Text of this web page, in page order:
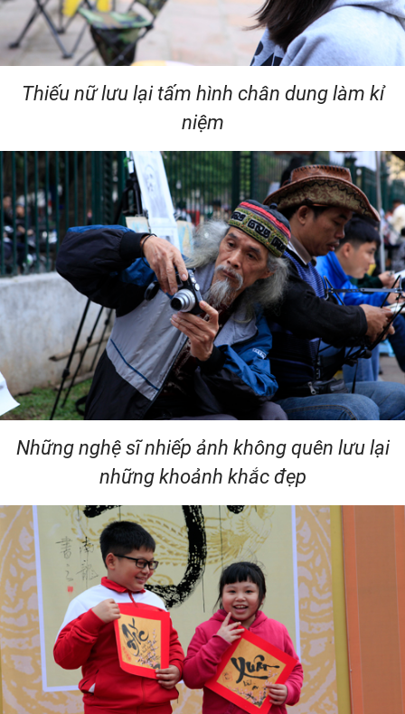
Thiếu nữ lưu lại tấm hình chân dung làm kỉ
niệm
Những nghệ sĩ nhiếp ảnh không quên lưu lại
những khoảnh khắc đẹp